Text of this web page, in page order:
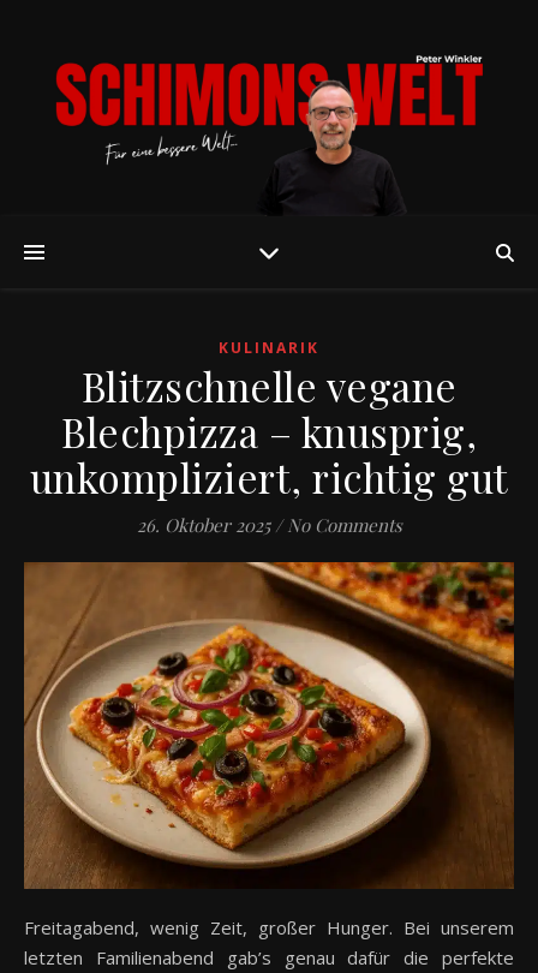
KULINARIK
Blitzschnelle vegane
Blechpizza – knusprig,
unkompliziert, richtig gut
26. Oktober 2025 / No Comments
Freitagabend, wenig Zeit, großer Hunger. Bei unserem
letzten Familienabend gab’s genau dafür die perfekte